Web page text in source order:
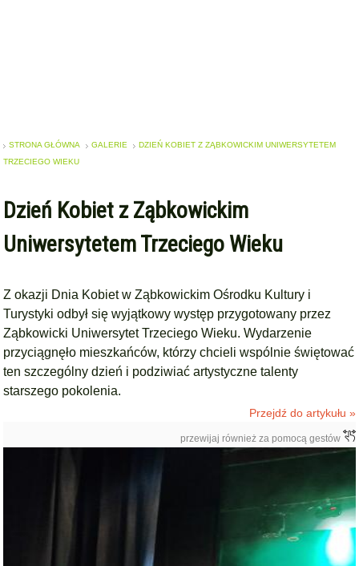
STRONA GŁÓWNA GALERIE
DZIEŃ KOBIET Z ZĄBKOWICKIM UNIWERSYTETEM
TRZECIEGO WIEKU
Dzień Kobiet z Ząbkowickim
Uniwersytetem Trzeciego Wieku
Z okazji Dnia Kobiet w Ząbkowickim Ośrodku Kultury i
Turystyki odbył się wyjątkowy występ przygotowany przez
Ząbkowicki Uniwersytet Trzeciego Wieku. Wydarzenie
przyciągnęło mieszkańców, którzy chcieli wspólnie świętować
ten szczególny dzień i podziwiać artystyczne talenty
starszego pokolenia.
Przejdź do artykułu »
przewijaj również za pomocą gestów